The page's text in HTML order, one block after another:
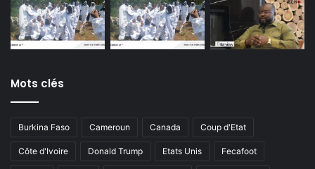
Mots clés
Burkina Faso Cameroun Canada Coup d'Etat
Côte d'Ivoire Donald Trump Etats Unis Fecafoot